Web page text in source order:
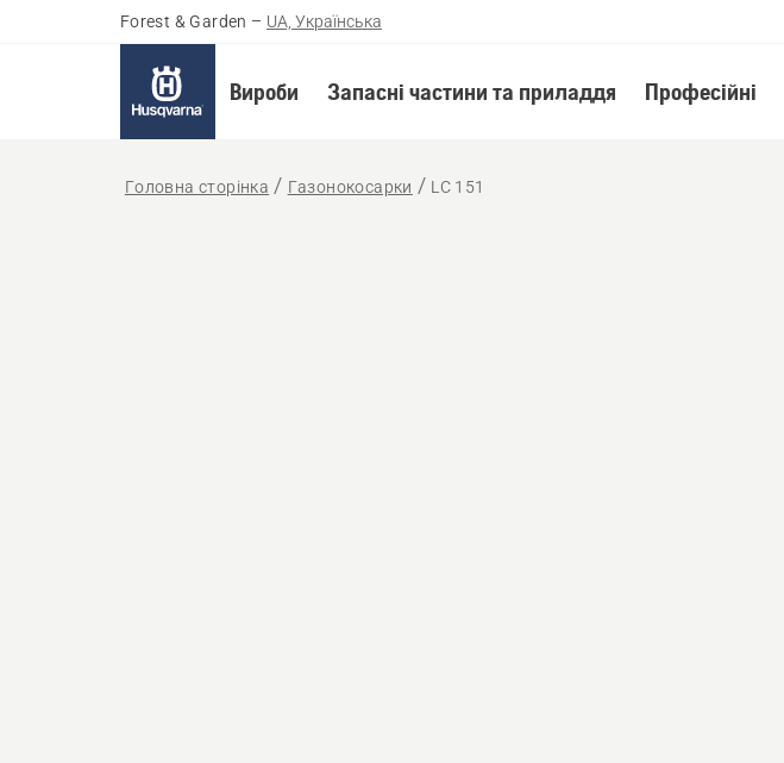
Forest & Garden – UA, Українська
Вироби Запасні частини та приладдя Професійні
Головна сторінка Газонокосарки LC 151